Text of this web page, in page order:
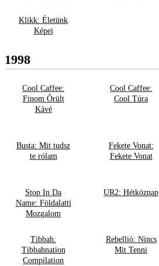
Klikk: Életünk
Képei
1998
Cool Caffee:
Finom Őrült
Kávé
Cool Caffee:
Cool Túra
Busta: Mit tudsz
te rólam
Fekete Vonat:
Fekete Vonat
Stop In Da
Name: Földalatti
Mozgalom
UR2: Hétköznap
Tibbah:
Tibbahnation
Compilation
Rebellió: Nincs
Mit Tenni